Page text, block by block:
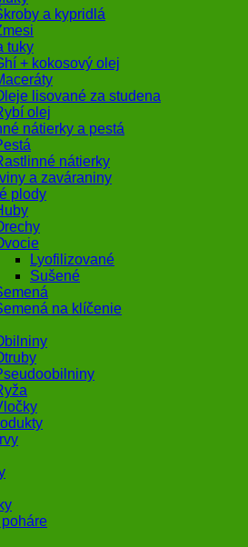
a kypridlá
tuky
+ kokosový olej
lisované za studena
olej
nátierky a pestá
nátierky
a zaváraniny
plody
Lyofilizované
Sušené
na klíčenie